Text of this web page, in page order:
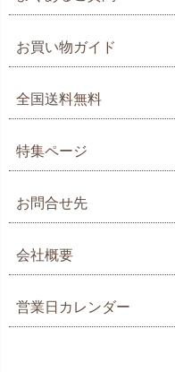
お買い物ガイド
全国送料無料
特集ページ
お問合せ先
会社概要
営業日カレンダー